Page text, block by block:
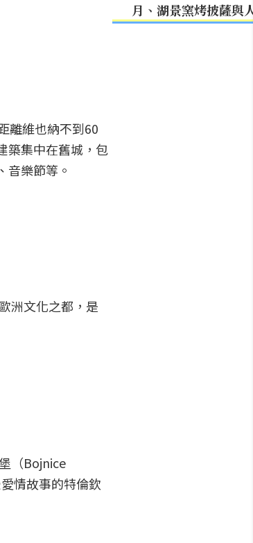
離維也納不到60
築集中在舊城，包
音樂節等。
洲文化之都，是
（Bojnice
情故事的特倫欽
月、湖景窯烤披薩與